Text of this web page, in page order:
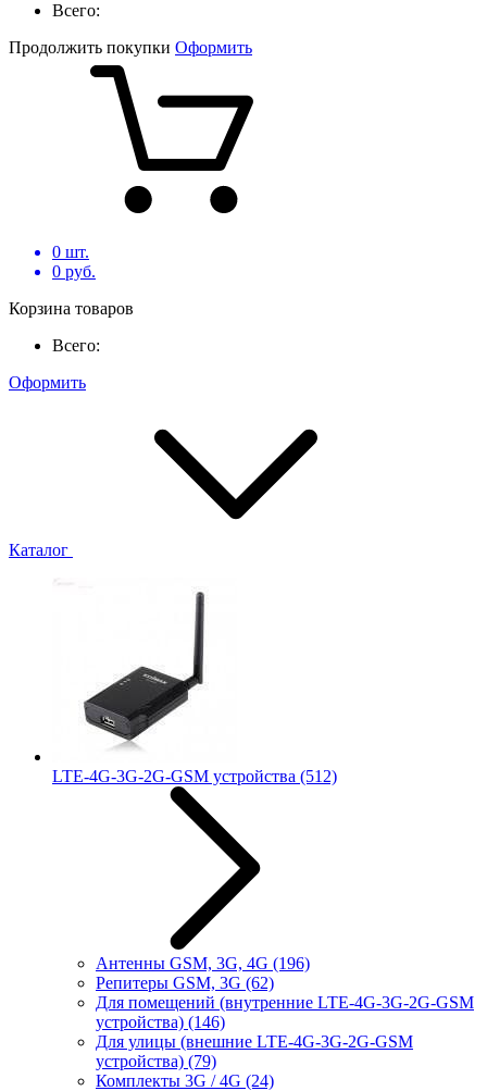
Всего:
Продолжить покупки Оформить
0 шт.
0 руб.
Корзина товаров
Всего:
Оформить
Каталог
LTE-4G-3G-2G-GSM устройства (512)
Антенны GSM, 3G, 4G (196)
Репитеры GSM, 3G (62)
Для помещений (внутренние LTE-4G-3G-2G-GSM
устройства) (146)
Для улицы (внешние LTE-4G-3G-2G-GSM
устройства) (79)
Комплекты 3G / 4G (24)